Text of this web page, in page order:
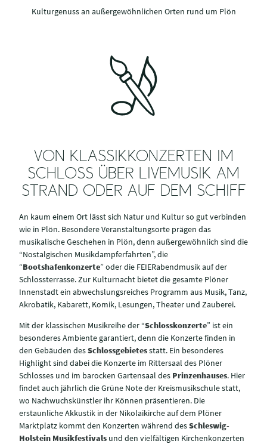
Kulturgenuss an außergewöhnlichen Orten rund um Plön
VON KLASSIKKONZERTEN IM
SCHLOSS ÜBER LIVEMUSIK AM
STRAND ODER AUF DEM SCHIFF
An kaum einem Ort lässt sich Natur und Kultur so gut verbinden
wie in Plön. Besondere Veranstaltungsorte prägen das
musikalische Geschehen in Plön, denn außergewöhnlich sind die
“Nostalgischen Musikdampferfahrten”, die
“Bootshafenkonzerte” oder die FEIERabendmusik auf der
Schlossterrasse. Zur Kulturnacht bietet die gesamte Plöner
Innenstadt ein abwechslungsreiches Programm aus Musik, Tanz,
Akrobatik, Kabarett, Komik, Lesungen, Theater und Zauberei.
Mit der klassischen Musikreihe der “Schlosskonzerte” ist ein
besonderes Ambiente garantiert, denn die Konzerte finden in
den Gebäuden desSchlossgebietesstatt. Ein besonderes
Highlight sind dabei die Konzerte im Rittersaal des Plöner
Schlosses und im barocken Gartensaal des Prinzenhauses. Hier
findet auch jährlich die Grüne Note der Kreismusikschule statt,
wo Nachwuchskünstler ihr Können präsentieren. Die
erstaunliche Akkustik in der Nikolaikirche auf dem Plöner
Marktplatz kommt den Konzerten während desSchleswig-
Holstein Musikfestivals und den vielfältigen Kirchenkonzerten